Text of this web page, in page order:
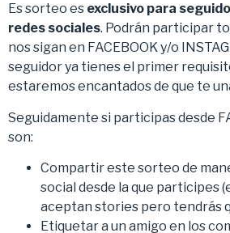
Es sorteo es exclusivo para
redes sociales. Podrán participar
nos sigan en FACEBOOK y/o
seguidor ya tienes el primer
estaremos encantados de que te
Seguidamente si participas desde
son:
Compartir este sorteo de
social desde la que participes
aceptan stories pero tendrás
Etiquetar a un amigo en los